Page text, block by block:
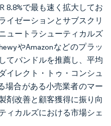
8.8%で最も速く拡大してお
イゼーションとサブスクリ
ュートラシューティカルズ
やAmazonなどのプラッ
てバンドルを推薦し、平均
イレクト・トゥ・コンシュ
場合がある小売業者のマー
剤改善と顧客獲得に振り向
ィカルズにおける市場シェ